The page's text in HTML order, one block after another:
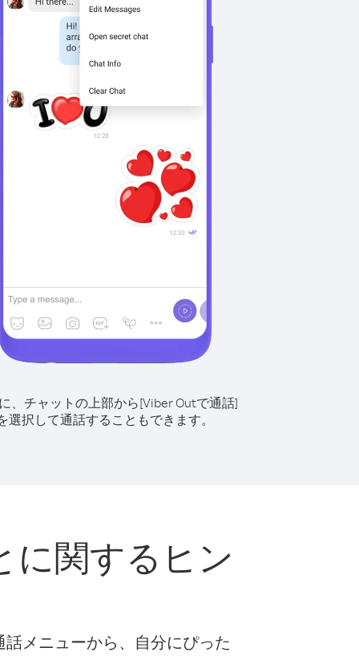
、チャットの上部から[Viber Outで通話]
選択して通話することもできます。
に関するヒン
メニューから、自分にぴった